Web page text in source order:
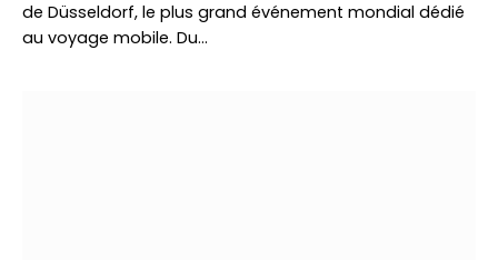
de Düsseldorf, le plus grand événement mondial dédié
au voyage mobile. Du…